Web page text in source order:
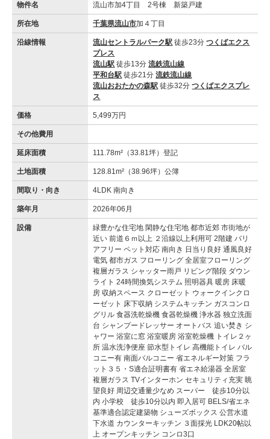
物件名 流山市加4丁目 2号棟 新築戸建
所在地 千葉県流山市加４丁目
沿線情報 流山セントラルパーク駅 徒歩23分つくばエクス
プレス
流山駅 徒歩13分流鉄流山線
平和台駅 徒歩21分流鉄流山線
流山おおたかの森駅 徒歩32分つくばエクスプレ
ス
価格 5,499万円
その他費用
延床面積 111.78m²（33.81坪）登記
土地面積 128.81m²（38.96坪）公簿
間取り・向き 4LDK 南向き
築年月 2026年06月
設備
緑豊かな住宅地 閑静な住宅地 都市近郊 市街地が
近い 前道６ｍ以上 ２沿線以上利用可 2階建 バリ
アフリー ペット対応 南向き 日当り良好 通風良好
電気 都市ガス フローリング 全居室フローリング
複層ガラス シャッター雨戸 リビング階段 ダウン
ライト 24時間換気システム 照明器具 暖房 床暖
房 収納スペース クローゼット ウォークインクロ
ーゼット 床下収納 システムキッチン ガスコンロ
グリル 食器洗乾燥機 食器乾燥機 浄水器 独立洗面
台 シャンプードレッサー オートバス 追い焚き シ
ャワー 浴室に窓 浴室暖房 浴室乾燥機 トイレ２ヶ
所 温水洗浄便座 節水型トイレ 高機能トイレ バル
コニー有 南面バルコニー 省エネルギー対策 フラ
ット３５・S適合証明書有 省エネ給湯器 全居室
複層ガラス TVインターホン セキュリティ充実 眺
望良好 周辺交通量少なめ スーパー 徒歩10分以
内 小学校 徒歩10分以内 即入居可 BELS/省エネ
基準適合認定建築物 シューズボックス 公営水道
下水道 カウンターキッチン ３面採光 LDK20帖以
上 オープンキッチン コンロ3口